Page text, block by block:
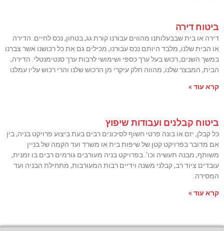
ביטוח דירה
דירה או בית שבבעלותנו מהווים עבורנו קורת גג, בטחון, נכס לחיים. הדירה
או הבית שלנו, מלבד היותם נכס עבורנו, מכילים גם את כל רכושנו אשר צברנו
במשך השנים, רכוש בעל ערך כספי ושימושי לרבות ערך סנטימנטלי. הדירה,
הבית, המבצר שלנו, מהווה חלק עיקרי מן הרכוש שלנו והרי רכוש עליו עמלנו
קרא עוד »
ביטוח קבלנים ועבודות שיפוץ
כל קבלן, יזם או בונה פרטי חשוף לסיכונים רבים בעת ביצוע פרויקט בניה, בין
אם מדובר בפרויקט קטן של שיפות בית או משרד ועד הקמה של בניין
משותף, מבנה תעשיה וכו'. בפרויקט בניה מעורבים גורמים רבים בו זמנית,
עובדים ציוד רב, קבלני משנה וידיים רבות המעורבות, מתחילת הבניה ועד
המסירה.
קרא עוד »